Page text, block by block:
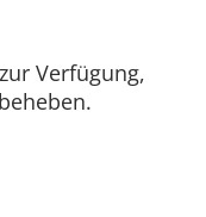
Verfügung,